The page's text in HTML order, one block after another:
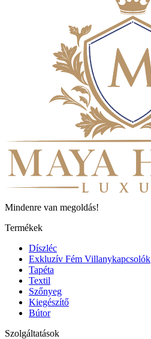
Mindenre van megoldás!
Termékek
Díszléc
Exkluzív Fém Villanykapcsolók
Tapéta
Textil
Szőnyeg
Kiegészítő
Bútor
Szolgáltatások